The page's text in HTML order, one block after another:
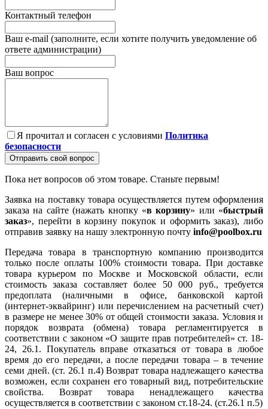
Контактный телефон
Ваш e-mail (заполните, если хотите получить уведомление об
ответе администрации)
Ваш вопрос
Я прочитал и согласен с условиями Политика
безопасности
Отправить свой вопрос
Пока нет вопросов об этом товаре. Станьте первым!
Заявка на поставку товара осуществляется путем оформления
заказа на сайте (нажать кнопку «в корзину» или «быстрый
заказ», перейти в корзину покупок и оформить заказ), либо
отправив заявку на нашу электронную почту info@poolbox.ru
Передача товара в транспортную компанию производится
только после оплаты 100% стоимости товара. При доставке
товара курьером по Москве и Московской области, если
стоимость заказа составляет более 50 000 руб., требуется
предоплата (наличными в офисе, банковской картой
(интернет-эквайринг) или перечислением на расчетный счет)
в размере не менее 30% от общей стоимости заказа. Условия и
порядок возврата (обмена) товара регламентируется в
соответствии с законом «О защите прав потребителей» ст. 18-
24, 26.1. Покупатель вправе отказаться от товара в любое
время до его передачи, а после передачи товара – в течение
семи дней. (ст. 26.1 п.4) Возврат товара надлежащего качества
возможен, если сохранен его товарный вид, потребительские
свойства. Возврат товара ненадлежащего качества
осуществляется в соответствии с законом ст.18-24. (ст.26.1 п.5)